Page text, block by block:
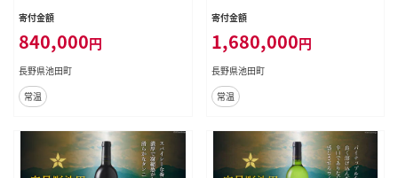
ード 6種 各750ml 総計36本 飲み比
野県 池田町 48110877] 赤 白 赤ワ
イン 白ワイン 辛口 シャルドネ
寄付金額
840,000円
長野県池田町
常温
ード 6種 各750ml 総計72本 飲み比
野県 池田町 48110878] 赤 白 赤ワ
イン 白ワイン 辛口 シャルドネ
寄付金額
1,680,000円
長野県池田町
常温